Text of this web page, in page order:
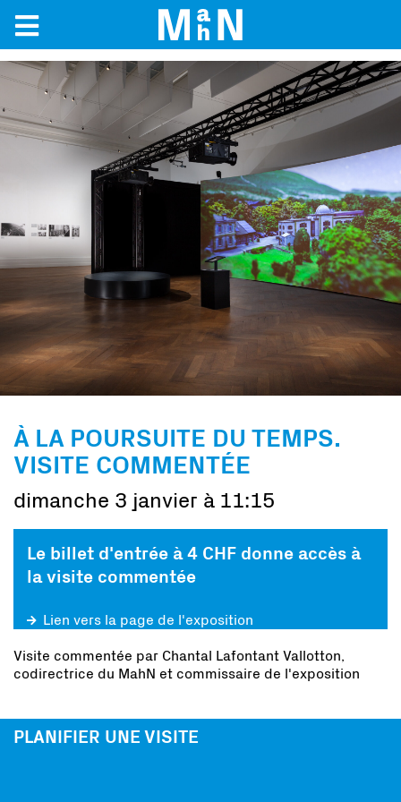
À LA POURSUITE DU TEMPS.
VISITE COMMENTÉE
dimanche 3 janvier à 11:15
Le billet d'entrée à 4 CHF donne accès à
la visite commentée
Lien vers la page de l'exposition
Visite commentée par Chantal Lafontant Vallotton,
codirectrice du MahN et commissaire de l'exposition
PLANIFIER UNE VISITE